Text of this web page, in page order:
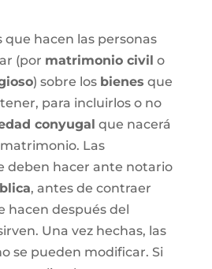
que hacen las personas
(por matrimonio civil o
) sobre los bienes que
para incluirlos o no
conyugal que nacerá
Las
deben hacer ante notario
, antes de contraer
hacen después del
Una vez hechas, las
se pueden modificar. Si